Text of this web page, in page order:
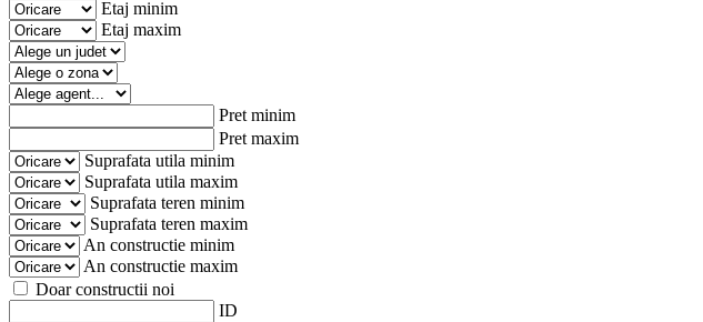
Etaj minim
Etaj maxim
Pret minim
Pret maxim
Suprafata utila minim
Suprafata utila maxim
Suprafata teren minim
Suprafata teren maxim
An constructie minim
An constructie maxim
Doar constructii noi
ID